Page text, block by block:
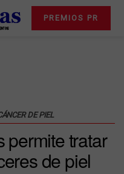
PREMIOS PR
DE PIEL
permite tratar
de piel